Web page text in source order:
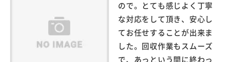
ので。とても感じよく丁寧
な対応をして頂き、安心し
てお任せすることが出来ま
した。回収作業もスムーズ
で、あっという間に終わっ